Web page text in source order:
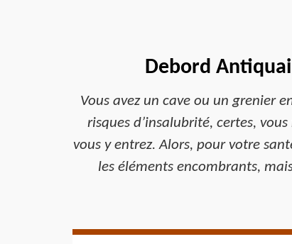
Debord
Vous avez un cave ou un grenier
risques d’insalubrité, certes,
vous y entrez. Alors, pour votre
les éléments encombrants,